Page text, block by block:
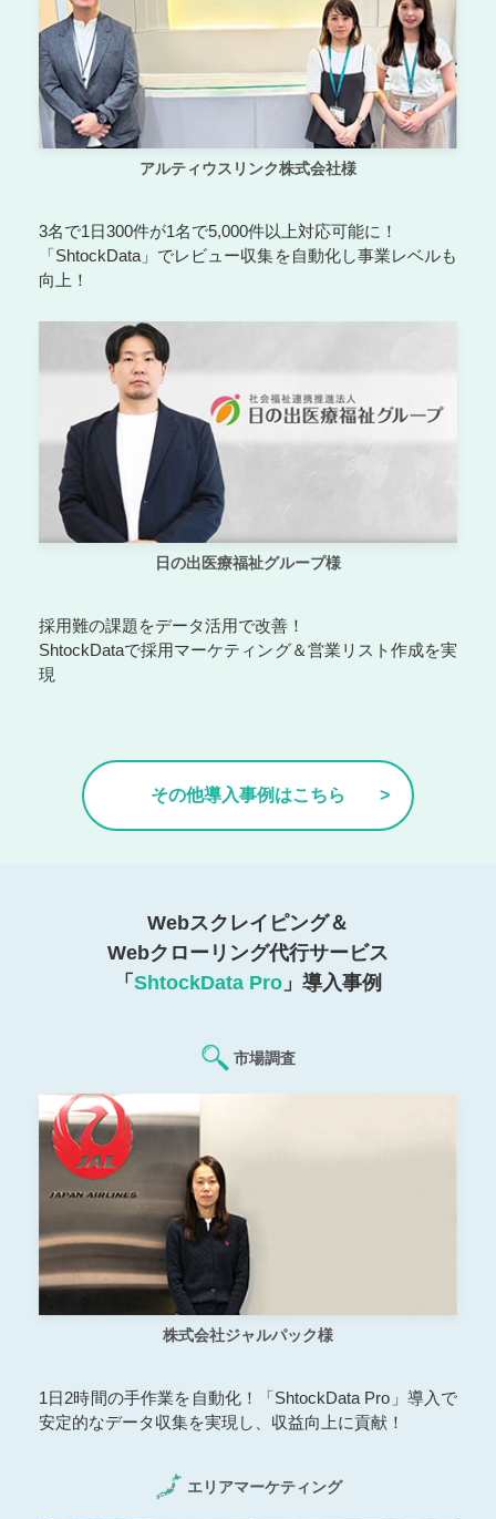
アルティウスリンク株式会社様
3名で1日300件が1名で5,000件以上対応可能に！
「ShtockData」でレビュー収集を自動化し事業レベルも
向上！
日の出医療福祉グループ様
採用難の課題をデータ活用で改善！
ShtockDataで採用マーケティング＆営業リスト作成を実
現
その他導入事例はこちら
Webスクレイピング＆
Webクローリング代行サービス
「 ShtockData Pro 」導入事例
市場調査
株式会社ジャルパック様
1日2時間の手作業を自動化！「ShtockData Pro」導入で
安定的なデータ収集を実現し、収益向上に貢献！
エリアマーケティング